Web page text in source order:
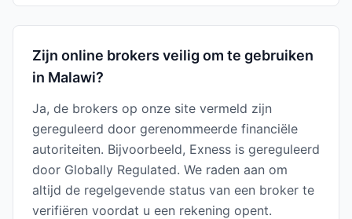
Zijn online brokers veilig om te gebruiken
in Malawi?
Ja, de brokers op onze site vermeld zijn
gereguleerd door gerenommeerde financiële
autoriteiten. Bijvoorbeeld, Exness is gereguleerd
door Globally Regulated. We raden aan om
altijd de regelgevende status van een broker te
verifiëren voordat u een rekening opent.